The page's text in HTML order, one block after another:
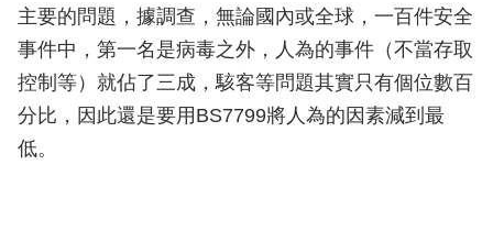
主要的問題，據調查，無論國內或全球，一百件安全
事件中，第一名是病毒之外，人為的事件（不當存取
控制等）就佔了三成，駭客等問題其實只有個位數百
分比，因此還是要用BS7799將人為的因素減到最
低。